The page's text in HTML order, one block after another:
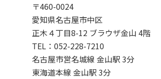
〒460-0024
愛知県名古屋市中区
正木４丁目8-12 ブラウザ金山 4階
TEL：052-228-7210
名古屋市営名城線 金山駅 3分
東海道本線 金山駅 3分